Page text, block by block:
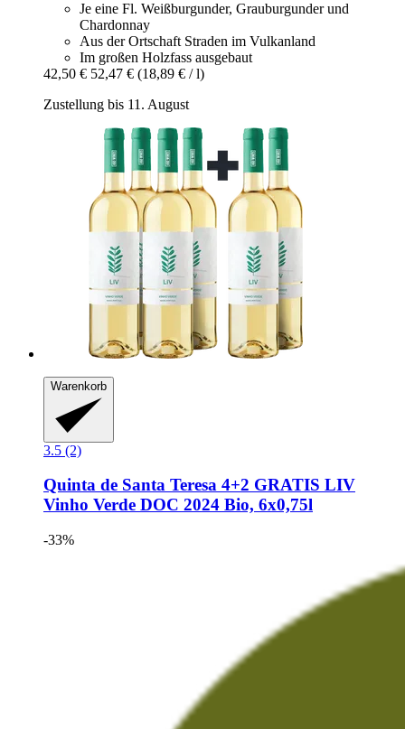
Je eine Fl. Weißburgunder, Grauburgunder und
Chardonnay
Aus der Ortschaft Straden im Vulkanland
Im großen Holzfass ausgebaut
42,50 € 52,47 € (18,89 € / l)
Zustellung bis 11. August
Warenkorb
3.5 (2)
Quinta de Santa Teresa 4+2 GRATIS LIV
Vinho Verde DOC 2024 Bio, 6x0,75l
-33%